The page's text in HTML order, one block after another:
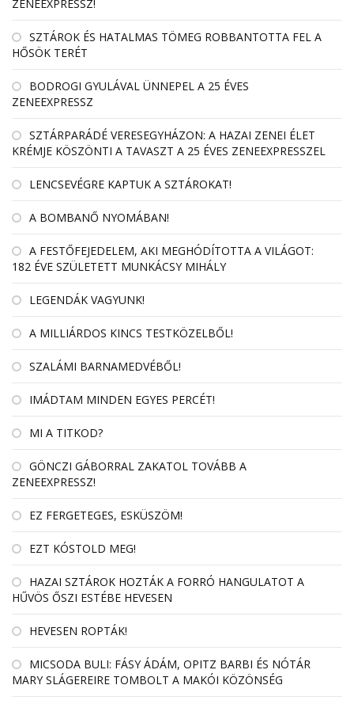
ZENEEXPRESSZ!
SZTÁROK ÉS HATALMAS TÖMEG ROBBANTOTTA FEL A
HŐSÖK TERÉT
BODROGI GYULÁVAL ÜNNEPEL A 25 ÉVES
ZENEEXPRESSZ
SZTÁRPARÁDÉ VERESEGYHÁZON: A HAZAI ZENEI ÉLET
KRÉMJE KÖSZÖNTI A TAVASZT A 25 ÉVES ZENEEXPRESSZEL
LENCSEVÉGRE KAPTUK A SZTÁROKAT!
A BOMBANŐ NYOMÁBAN!
A FESTŐFEJEDELEM, AKI MEGHÓDÍTOTTA A VILÁGOT:
182 ÉVE SZÜLETETT MUNKÁCSY MIHÁLY
LEGENDÁK VAGYUNK!
A MILLIÁRDOS KINCS TESTKÖZELBŐL!
SZALÁMI BARNAMEDVÉBŐL!
IMÁDTAM MINDEN EGYES PERCÉT!
MI A TITKOD?
GÖNCZI GÁBORRAL ZAKATOL TOVÁBB A
ZENEEXPRESSZ!
EZ FERGETEGES, ESKÜSZÖM!
EZT KÓSTOLD MEG!
HAZAI SZTÁROK HOZTÁK A FORRÓ HANGULATOT A
HŰVÖS ŐSZI ESTÉBE HEVESEN
HEVESEN ROPTÁK!
MICSODA BULI: FÁSY ÁDÁM, OPITZ BARBI ÉS NÓTÁR
MARY SLÁGEREIRE TOMBOLT A MAKÓI KÖZÖNSÉG